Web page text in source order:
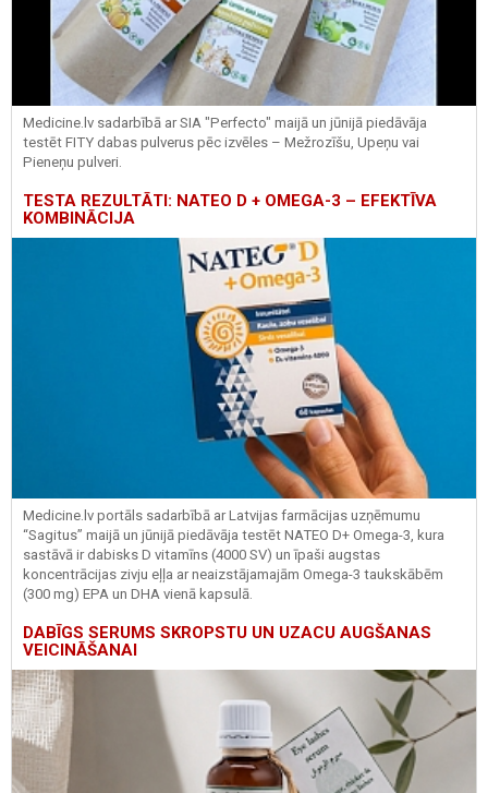
Medicine.lv sadarbībā ar SIA "Perfecto" maijā un jūnijā piedāvāja
testēt FITY dabas pulverus pēc izvēles – Mežrozīšu, Upeņu vai
Pieneņu pulveri.
TESTA REZULTĀTI: NATEO D + OMEGA-3 – EFEKTĪVA
KOMBINĀCIJA
Medicine.lv portāls sadarbībā ar Latvijas farmācijas uzņēmumu
“Sagitus” maijā un jūnijā piedāvāja testēt NATEO D+ Omega-3, kura
sastāvā ir dabisks D vitamīns (4000 SV) un īpaši augstas
koncentrācijas zivju eļļa ar neaizstājamajām Omega-3 taukskābēm
(300 mg) EPA un DHA vienā kapsulā.
DABĪGS SERUMS SKROPSTU UN UZACU AUGŠANAS
VEICINĀŠANAI